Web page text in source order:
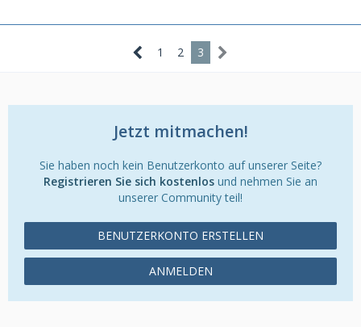
1 2 3
Jetzt mitmachen!
Sie haben noch kein Benutzerkonto auf unserer Seite?
Registrieren Sie sich kostenlos und nehmen Sie an
unserer Community teil!
BENUTZERKONTO ERSTELLEN
ANMELDEN